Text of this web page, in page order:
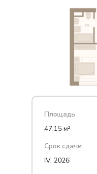
Площадь
Срок сдачи
47.15 м²
IV, 2026